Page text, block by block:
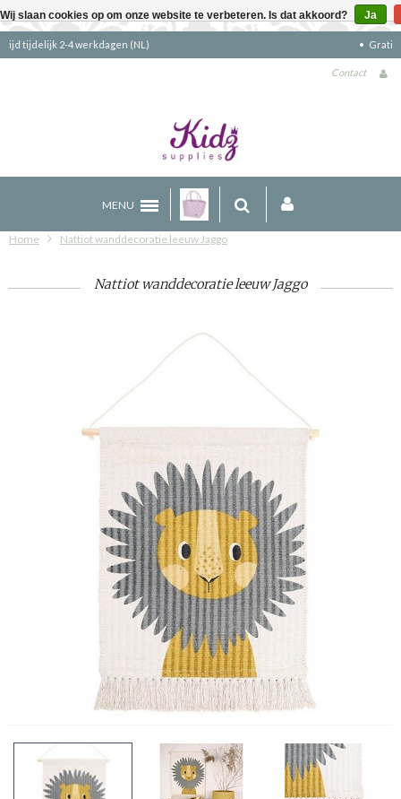
Gratis verzending boven €90 (NL)
Contact
MENU
Home Nattiot wanddecoratie leeuw Jaggo
Nattiot wanddecoratie leeuw Jaggo
Wij slaan cookies op om onze website te verbeteren. Is dat akkoord? Ja